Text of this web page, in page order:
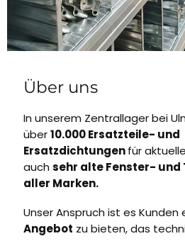
Über uns
In unserem Zentrallager bei
über10.000 Ersatzteile- und
Ersatzdichtungenfür
auch sehr alte Fenster- und
aller Marken.
Unser Anspruch ist es Kunden
Angebot zu bieten, das